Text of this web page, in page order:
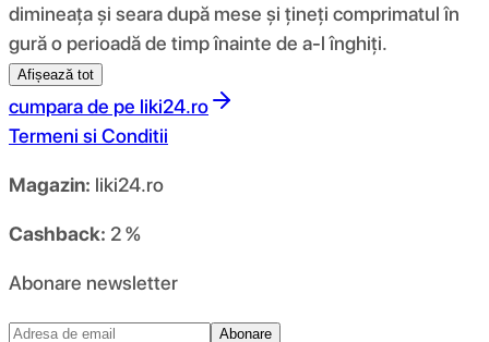
dimineața și seara după mese și țineți comprimatul în
gură o perioadă de timp înainte de a-l înghiți.
Afișează tot
cumpara de pe liki24.ro
Termeni si Conditii
Magazin: liki24.ro
Cashback: 2 %
Abonare newsletter
Abonare